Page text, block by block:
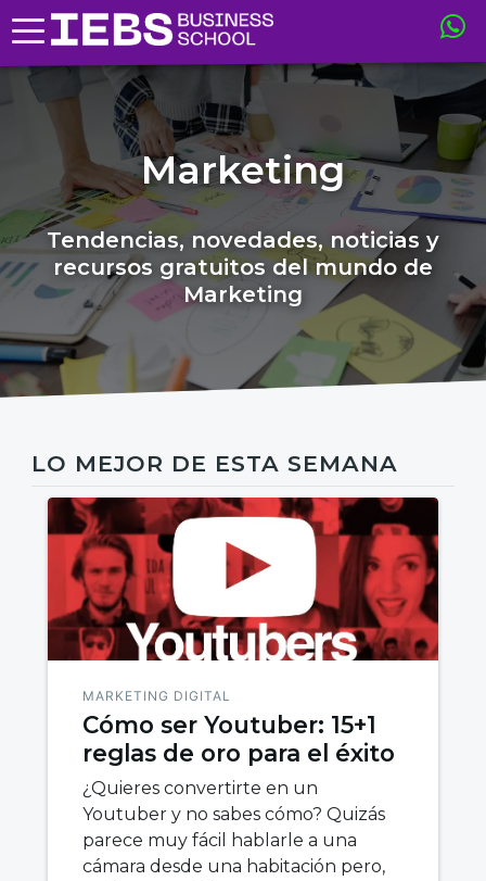
Marketing
Tendencias, novedades, noticias y
recursos gratuitos del mundo de
Marketing
LO MEJOR DE ESTA SEMANA
MARKETING DIGITAL
Cómo ser Youtuber: 15+1
reglas de oro para el éxito
¿Quieres convertirte en un
Youtuber y no sabes cómo? Quizás
parece muy fácil hablarle a una
cámara desde una habitación pero,